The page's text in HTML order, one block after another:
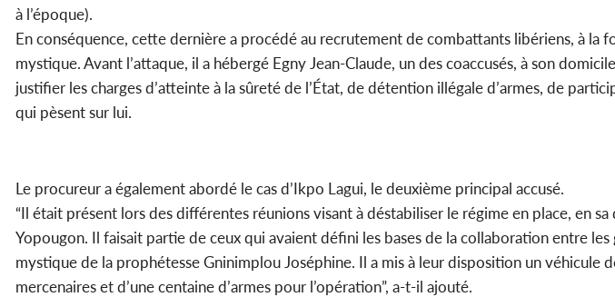
à l’époque).
En conséquence, cette dernière a procédé au recrutement de combattants libériens, à la
mystique. Avant l’attaque, il a hébergé Egny Jean-Claude, un des coaccusés, à son
justifier les charges d’atteinte à la sûreté de l’État, de détention illégale d’armes, de
qui pèsent sur lui.
Le procureur a également abordé le cas d’Ikpo Lagui, le deuxième principal accusé.
“Il était présent lors des différentes réunions visant à déstabiliser le régime en place, en
Yopougon. Il faisait partie de ceux qui avaient défini les bases de la collaboration entre
mystique de la prophétesse Gninimplou Joséphine. Il a mis à leur disposition un véhicule
mercenaires et d’une centaine d’armes pour l’opération”, a-t-il ajouté.